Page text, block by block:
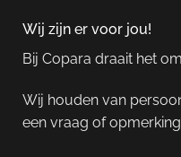
Wij zijn er voor jou!
Bij Copara draait het
Wij houden van
een vraag of